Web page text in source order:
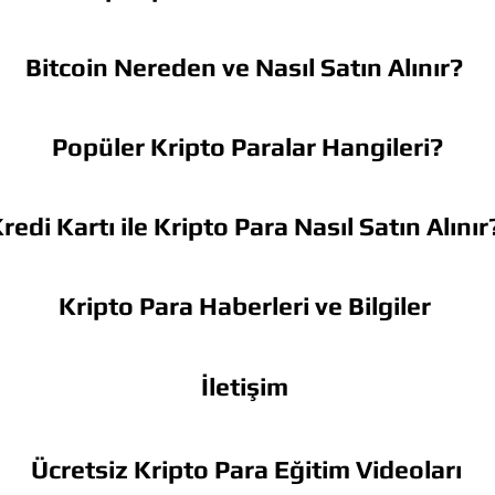
Bitcoin Nereden ve Nasıl Satın Alınır?
Popüler Kripto Paralar Hangileri?
Kartı ile Kripto Para Nasıl Satın
Kripto Para Haberleri ve Bilgiler
İletişim
Ücretsiz Kripto Para Eğitim Videoları